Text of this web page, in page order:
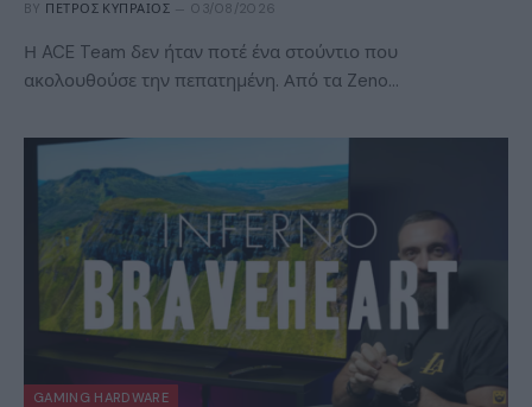
BY ΠΈΤΡΟΣ ΚΥΠΡΑΊΟΣ 03/08/2026
Η ACE Team δεν ήταν ποτέ ένα στούντιο που
ακολουθούσε την πεπατημένη. Από τα Zeno…
GAMING HARDWARE